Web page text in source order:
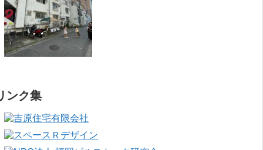
ンク集